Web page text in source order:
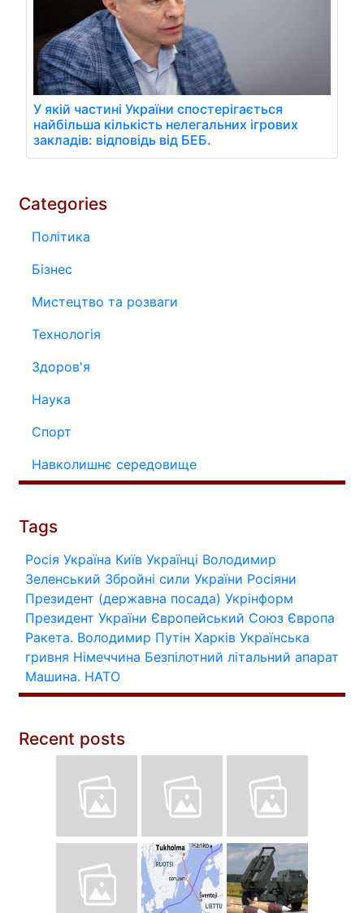
У якій частині України спостерігається
найбільша кількість нелегальних ігрових
закладів: відповідь від БЕБ.
Categories
Політика
Бізнес
Мистецтво та розваги
Технологія
Здоров'я
Наука
Спорт
Навколишнє середовище
Tags
Росія Україна Київ Українці Володимир
Зеленський Збройні сили України Росіяни
Президент (державна посада) Укрінформ
Президент України Європейський Союз Європа
Ракета. Володимир Путін Харків Українська
гривня Німеччина Безпілотний літальний апарат
Машина. НАТО
Recent posts